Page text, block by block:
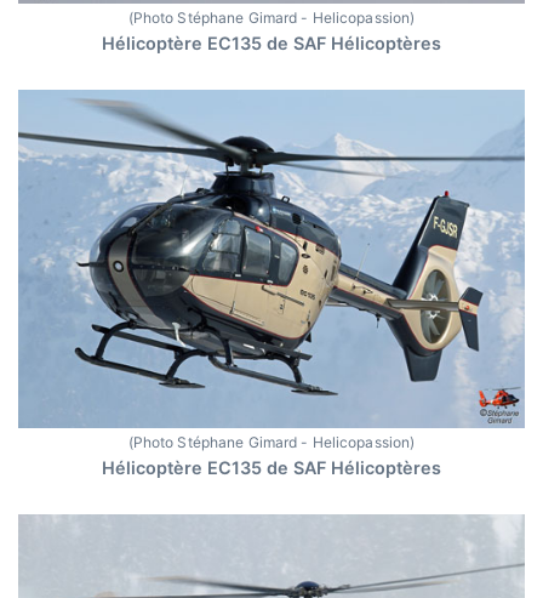
(Photo Stéphane Gimard - Helicopassion)
Hélicoptère EC135 de SAF Hélicoptères
(Photo Stéphane Gimard - Helicopassion)
Hélicoptère EC135 de SAF Hélicoptères